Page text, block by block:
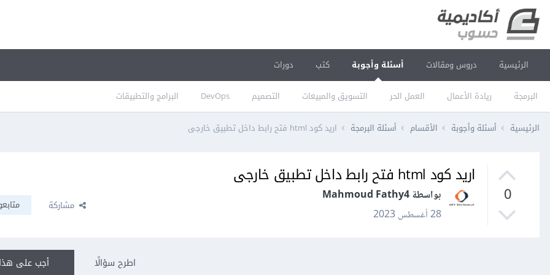
الرئيسية دروس ومقالات أسئلة وأجوبة
البرمجة ريادة الأعمال العمل الحر التسويق والمبيعات التصميم DevOps البرامج والتطبيقات
كتب دورات
الرئيسية أسئلة وأجوبة الأقسام أسئلة البرمجة اريد كود html فتح رابط داخل تطبيق خارجى
0
اريد كود html فتح رابط داخل تطبيق خارجى
بواسطة Mahmoud Fathy4
28 أغسطس 2023
مشاركة
أجب على اطرح سؤالًا